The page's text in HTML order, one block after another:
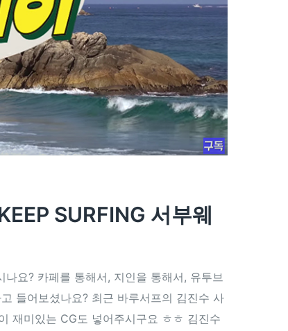
SURFING 서부웨
요? 카페를 통해서, 지인을 통해서, 유투브
들어보셨나요? 최근 바루서프의 김진수 사
미있는 CG도 넣어주시구요 ㅎㅎ 김진수